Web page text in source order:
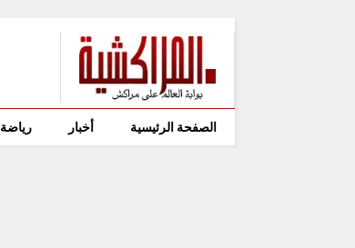
الصفحة الرئيسية أخبار رياضة